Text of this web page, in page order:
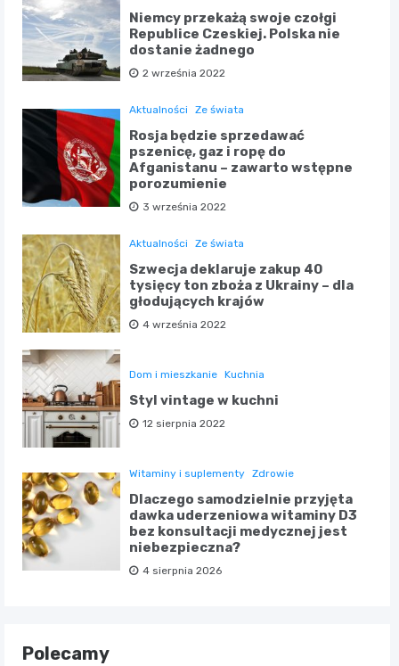
Niemcy przekażą swoje czołgi
Republice Czeskiej. Polska nie
dostanie żadnego
2 września 2022
Aktualności Ze świata
Rosja będzie sprzedawać
pszenicę, gaz i ropę do
Afganistanu – zawarto wstępne
porozumienie
3 września 2022
Aktualności Ze świata
Szwecja deklaruje zakup 40
tysięcy ton zboża z Ukrainy – dla
głodujących krajów
4 września 2022
Dom i mieszkanie Kuchnia
Styl vintage w kuchni
12 sierpnia 2022
Witaminy i suplementy Zdrowie
Dlaczego samodzielnie przyjęta
dawka uderzeniowa witaminy D3
bez konsultacji medycznej jest
niebezpieczna?
4 sierpnia 2026
Polecamy